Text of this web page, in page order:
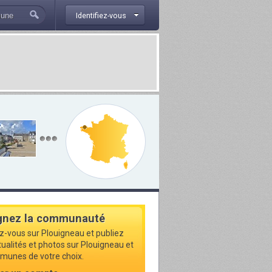
Identifiez-vous
la communauté
vous sur Plouigneau et publiez
et photos sur Plouigneau et
de votre choix.